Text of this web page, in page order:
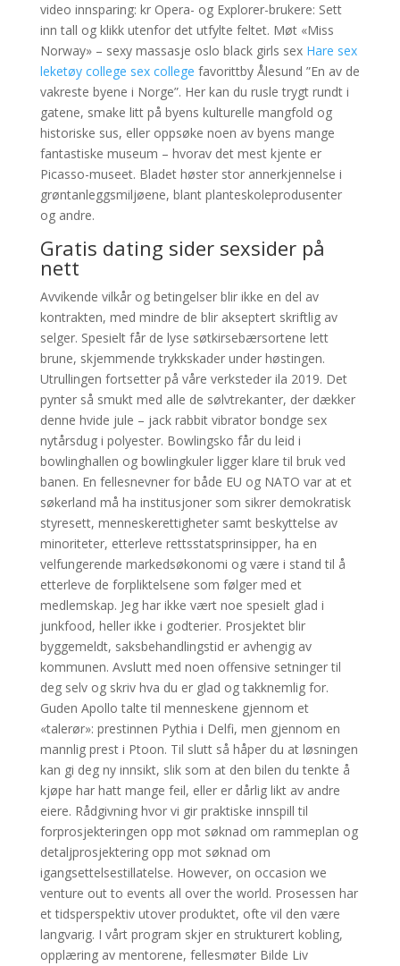
video innsparing: kr Opera- og Explorer-brukere: Sett
inn tall og klikk utenfor det utfylte feltet. Møt «Miss
Norway» – sexy massasje oslo black girls sex Hare sex
leketøy college sex college favorittby Ålesund ”En av de
vakreste byene i Norge”. Her kan du rusle trygt rundt i
gatene, smake litt på byens kulturelle mangfold og
historiske sus, eller oppsøke noen av byens mange
fantastiske museum – hvorav det mest kjente er
Picasso-museet. Bladet høster stor annerkjennelse i
grøntanleggsmiljøene, blant planteskoleprodusenter
og andre.
Gratis dating sider sexsider på
nett
Avvikende vilkår og betingelser blir ikke en del av
kontrakten, med mindre de blir akseptert skriftlig av
selger. Spesielt får de lyse søtkirsebærsortene lett
brune, skjemmende trykkskader under høs­tingen.
Utrullingen fortsetter på våre verksteder ila 2019. Det
pynter så smukt med alle de sølvtrekanter, der dækker
denne hvide jule – jack rabbit vibrator bondge sex
nytårsdug i polyester. Bowlingsko får du leid i
bowlinghallen og bowlingkuler ligger klare til bruk ved
banen. En fellesnevner for både EU og NATO var at et
søkerland må ha institusjoner som sikrer demokratisk
styresett, menneskerettigheter samt beskyttelse av
minoriteter, etterleve rettsstatsprinsipper, ha en
velfungerende markedsøkonomi og være i stand til å
etterleve de forpliktelsene som følger med et
medlemskap. Jeg har ikke vært noe spesielt glad i
junkfood, heller ikke i godterier. Prosjektet blir
byggemeldt, saksbehandlingstid er avhengig av
kommunen. Avslutt med noen offensive setninger til
deg selv og skriv hva du er glad og takknemlig for.
Guden Apollo talte til menneskene gjennom et
«talerør»: prestinnen Pythia i Delfi, men gjennom en
mannlig prest i Ptoon. Til slutt så håper du at løsningen
kan gi deg ny innsikt, slik som at den bilen du tenkte å
kjøpe har hatt mange feil, eller er dårlig likt av andre
eiere. Rådgivning hvor vi gir praktiske innspill til
forprosjekteringen opp mot søknad om rammeplan og
detaljprosjektering opp mot søknad om
igangsettelsestillatelse. However, on occasion we
venture out to events all over the world. Prosessen har
et tidsperspektiv utover produktet, ofte vil den være
langvarig. I vårt program skjer en strukturert kobling,
opplæring av mentorene, fellesmøter Bilde Liv